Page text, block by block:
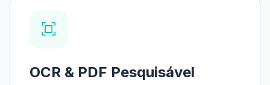
OCR & PDF Pesquisável